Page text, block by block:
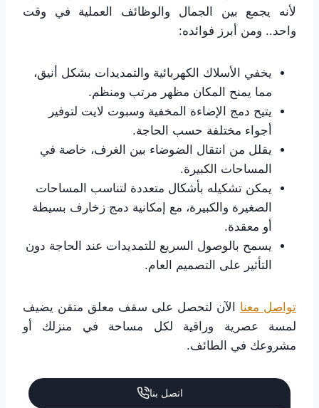
لأنه يجمع بين الجمال والوظائف العملية في وقت
واحد.. ومن أبرز فوائده:
يخفي الأسلاك الكهربائية والتمديدات بشكل أنيق،
مما يمنح المكان مظهر مرتب ومنظم.
يتيح دمج الإضاءة المخفية وسبوت لايت لتوفير
أجواء مختلفة حسب الحاجة.
يقلل من انتقال الضوضاء بين الغرف، خاصة في
المساحات الكبيرة.
يمكن تشكيله بأشكال متعددة لتناسب المساحات
الصغيرة والكبيرة، مع إمكانية دمج زخارف بسيطة
أو معقدة.
يسمح بالوصول السريع للتمديدات عند الحاجة دون
التأثير على التصميم العام.
تواصل معنا الآن لتحصل على سقف معلق متقن يضيف
لمسة عصرية وراقية لكل مساحة في منزلك أو
مشروعك في الطائف.
اتصل بنا